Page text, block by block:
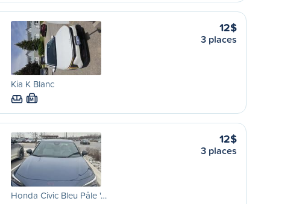
Kia K Blanc
M
12$
3 places
Honda Civic Bleu Pâle '…
12$
3 places